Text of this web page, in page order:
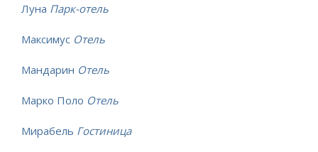
Луна Парк-отель
Максимус Отель
Мандарин Отель
Марко Поло Отель
Мирабель Гостиница